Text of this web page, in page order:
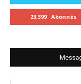
23,399 Abonnés